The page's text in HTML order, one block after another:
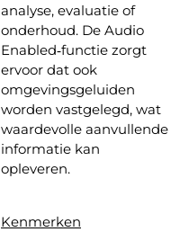
analyse, evaluatie of
onderhoud. De Audio
Enabled‑functie zorgt
ervoor dat ook
omgevingsgeluiden
worden vastgelegd, wat
waardevolle aanvullende
informatie kan
opleveren.
Kenmerken